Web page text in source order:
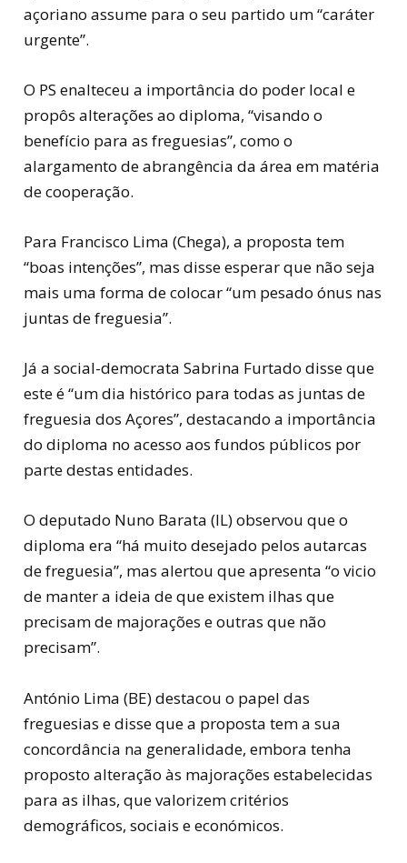
açoriano assume para o seu partido um “caráter
urgente”.
O PS enalteceu a importância do poder local e
propôs alterações ao diploma, “visando o
benefício para as freguesias”, como o
alargamento de abrangência da área em matéria
de cooperação.
Para Francisco Lima (Chega), a proposta tem
“boas intenções”, mas disse esperar que não seja
mais uma forma de colocar “um pesado ónus nas
juntas de freguesia”.
Já a social-democrata Sabrina Furtado disse que
este é “um dia histórico para todas as juntas de
freguesia dos Açores”, destacando a importância
do diploma no acesso aos fundos públicos por
parte destas entidades.
O deputado Nuno Barata (IL) observou que o
diploma era “há muito desejado pelos autarcas
de freguesia”, mas alertou que apresenta “o vicio
de manter a ideia de que existem ilhas que
precisam de majorações e outras que não
precisam”.
António Lima (BE) destacou o papel das
freguesias e disse que a proposta tem a sua
concordância na generalidade, embora tenha
proposto alteração às majorações estabelecidas
para as ilhas, que valorizem critérios
demográficos, sociais e económicos.